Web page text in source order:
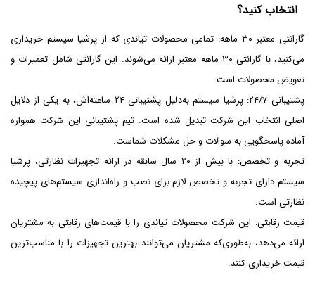
انتخاب کنید؟
گارانتی معتبر ۳۰ ماهه: تمامی محصولات تیاندی که از پرشیا سیستم خریداری
می‌کنید، با گارانتی ۳۰ ماهه معتبر ارائه می‌شوند. این گارانتی شامل تعمیرات و
تعویض محصولات است.
پشتیبانی ۲۴/۷: پرشیا سیستم به‌دلیل پشتیبانی ۲۴ ساعته‌اش، به یکی از دلایل
اصلی انتخاب این شرکت تبدیل شده است. تیم پشتیبانی این شرکت همواره
آماده پاسخگویی به سوالات و حل مشکلات شماست.
تجربه و تخصص: با بیش از ۲۰ سال سابقه در ارائه تجهیزات نظارتی، پرشیا
سیستم دارای تجربه و تخصص لازم برای نصب و راه‌اندازی سیستم‌های پیچیده
نظارتی است.
قیمت رقابتی: این شرکت محصولات تیاندی را با قیمت‌های رقابتی به مشتریان
ارائه می‌دهد، به‌طوری‌که مشتریان می‌توانند بهترین تجهیزات را با مناسب‌ترین
قیمت خریداری کنند.